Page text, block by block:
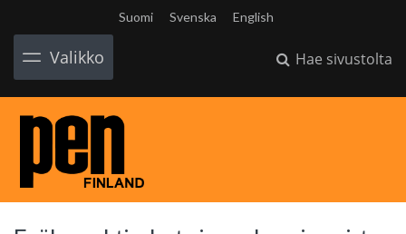
Suomi Svenska English
Valikko Hae sivustolta